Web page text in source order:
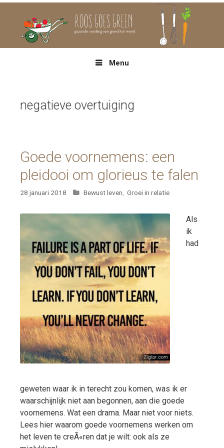
Menu
negatieve overtuiging
Goede voornemens: een
pleidooi om glorieus te falen
28 januari 2018 Categorieën
Bewust leven, Groei in relatie
Als
ik
had
geweten waar ik in terecht zou komen, was ik er
waarschijnlijk niet aan begonnen, aan die goede
voornemens. Wat een drama. Maar niet voor niets.
Lees hier waarom goede voornemens werken om
het leven te creÃ«ren dat je wilt: ook als ze